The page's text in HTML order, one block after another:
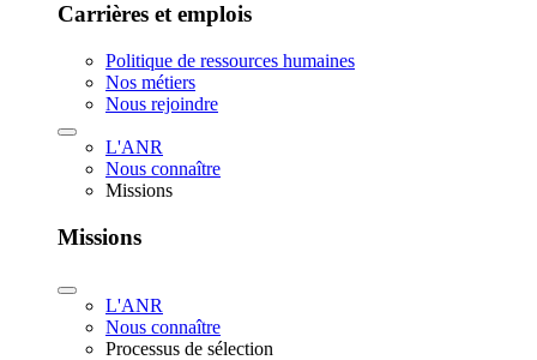
Carrières et emplois
Politique de ressources humaines
Nos métiers
Nous rejoindre
L'ANR
Nous connaître
Missions
Missions
L'ANR
Nous connaître
Processus de sélection